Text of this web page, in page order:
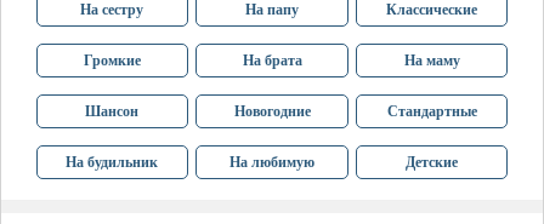
На сестру На папу Классические
Громкие На брата На маму
Шансон Новогодние Стандартные
На будильник На любимую Детские